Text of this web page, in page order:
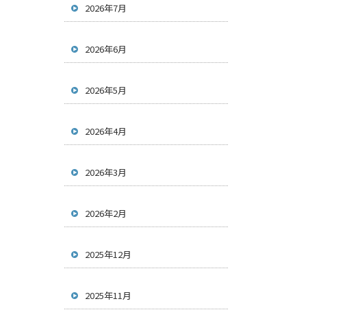
2026年7月
2026年6月
2026年5月
2026年4月
2026年3月
2026年2月
2025年12月
2025年11月